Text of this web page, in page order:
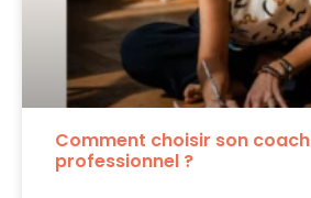
Comment choisir son coach
professionnel ?